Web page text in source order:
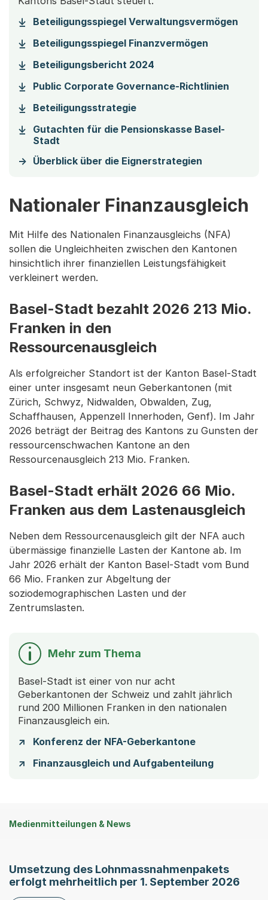
Beteiligungsspiegel Verwaltungsvermögen
Beteiligungsspiegel Finanzvermögen
Beteiligungsbericht 2024
Public Corporate Governance-Richtlinien
Beteiligungsstrategie(Startet einen Download)
Gutachten für die Pensionskasse Basel-
Stadt
Überblick über die Eignerstrategien
Nationaler Finanzausgleich
Mit Hilfe des Nationalen Finanzausgleichs (NFA)
sollen die Ungleichheiten zwischen den Kantonen
hinsichtlich ihrer finanziellen Leistungsfähigkeit
verkleinert werden.
Basel-Stadt bezahlt 2026 213 Mio.
Franken in den
Ressourcenausgleich
Als erfolgreicher Standort ist der Kanton Basel-Stadt
einer unter insgesamt neun Geberkantonen (mit
Zürich, Schwyz, Nidwalden, Obwalden, Zug,
Schaffhausen, Appenzell Innerhoden, Genf). Im Jahr
2026 beträgt der Beitrag des Kantons zu Gunsten der
ressourcenschwachen Kantone an den
Ressourcenausgleich 213 Mio. Franken.
Basel-Stadt erhält 2026 66 Mio.
Franken aus dem Lastenausgleich
Neben dem Ressourcenausgleich gilt der NFA auch
übermässige finanzielle Lasten der Kantone ab. Im
Jahr 2026 erhält der Kanton Basel-Stadt vom Bund
66 Mio. Franken zur Abgeltung der
soziodemographischen Lasten und der
Zentrumslasten.
Mehr zum Thema
Basel-Stadt ist einer von nur acht
Geberkantonen der Schweiz und zahlt jährlich
rund 200 Millionen Franken in den nationalen
Finanzausgleich ein.
Konferenz der NFA-Geberkantone
Finanzausgleich und Aufgabenteilung
Medienmitteilungen & News
Umsetzung des Lohnmassnahmenpakets
erfolgt mehrheitlich per 1. September 2026